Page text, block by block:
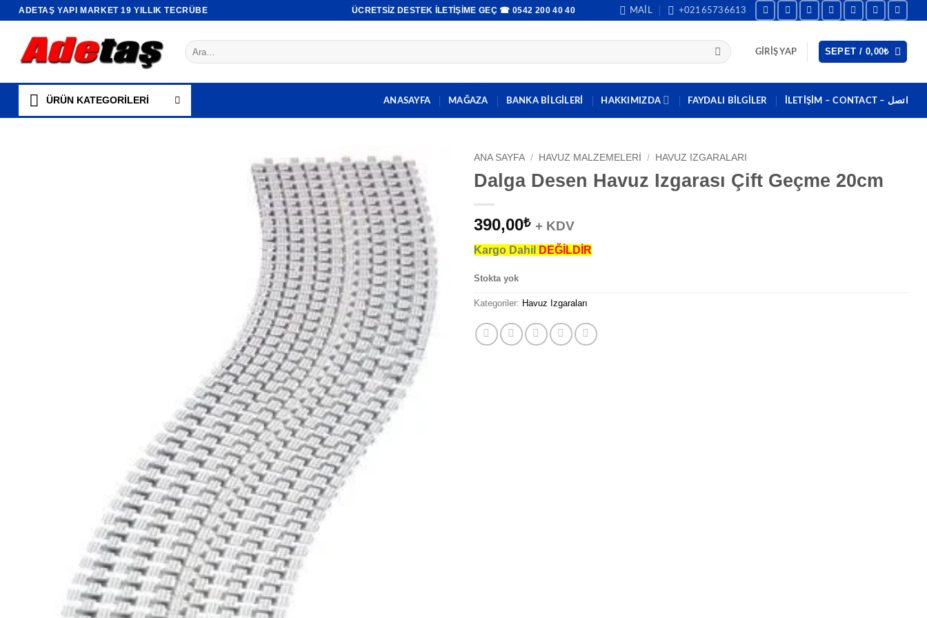
İçeriğeADETAŞ YAPI MARKET 19 YILLIK TECRÜBE ÜCRETSIZ DESTEK İLETIŞIME GEÇ ☎ 0542 200 40 40 MAIL +02165736613
Ara:
GIRIŞ YAP SEPET / 0,00₺
ÜRÜN KATEGORİLERİ ANASAYFA MAĞAZA BANKA BİLGİLERİ HAKKIMIZDA FAYDALI BILGILER İLETİŞİM – CONTACT – اتصل
ANA SAYFA / HAVUZ MALZEMELERI / HAVUZ IZGARALARI
Dalga Desen Havuz Izgarası Çift Geçme 20cm
390,00₺ + KDV
Kargo Dahil DEĞİLDİR
Stokta yok
Kategoriler: Havuz Izgaraları